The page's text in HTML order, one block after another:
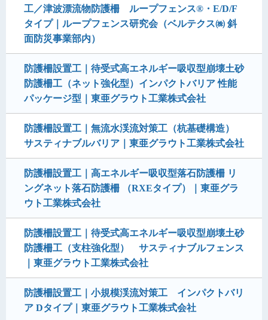
工／津波漂流物防護柵 ループフェンス®・E/D/F
タイプ｜ループフェンス研究会（ベルテクス㈱ 斜
面防災事業部内）
防護柵設置工｜待受式高エネルギー吸収型崩壊土砂
防護柵工（ネット強化型）インパクトバリア 性能
パッケージ型｜東亜グラウト工業株式会社
防護柵設置工｜無流水渓流対策工（杭基礎構造）
サスティナブルバリア｜東亜グラウト工業株式会社
防護柵設置工｜高エネルギー吸収型落石防護柵 リ
ングネット落石防護柵 （RXEタイプ）｜東亜グラ
ウト工業株式会社
防護柵設置工｜待受式高エネルギー吸収型崩壊土砂
防護柵工（支柱強化型） サスティナブルフェンス
｜東亜グラウト工業株式会社
防護柵設置工｜小規模渓流対策工 インパクトバリ
ア Dタイプ｜東亜グラウト工業株式会社